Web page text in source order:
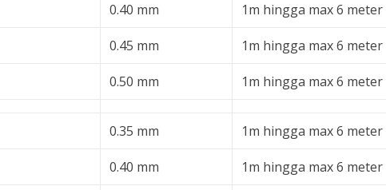
0.40 mm 1m hingga max 6 meter
0.45 mm 1m hingga max 6 meter
0.50 mm 1m hingga max 6 meter
0.35 mm 1m hingga max 6 meter
0.40 mm 1m hingga max 6 meter